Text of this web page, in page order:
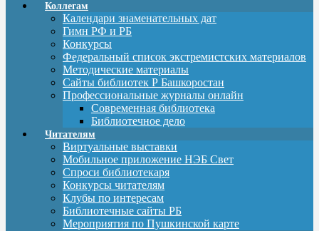
Коллегам
Календари знаменательных дат
Гимн РФ и РБ
Конкурсы
Федеральный список экстремистских материалов
Методические материалы
Сайты библиотек Р Башкоростан
Профессиональные журналы онлайн
Современная библиотека
Библиотечное дело
Читателям
Виртуальные выставки
Мобильное приложение НЭБ Свет
Спроси библиотекаря
Конкурсы читателям
Клубы по интересам
Библиотечные сайты РБ
Мероприятия по Пушкинской карте